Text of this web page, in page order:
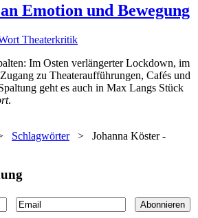
Emotion und Bewegung
Im Osten verlängerter Lockdown, im
zu Theateraufführungen, Cafés und
geht es auch in Max Langs Stück
.
Schlagwörter > Johanna Köster -